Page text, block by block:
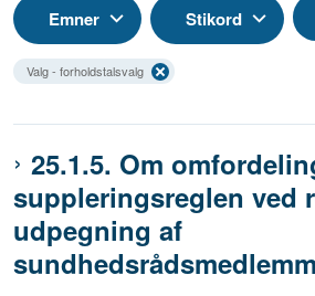
Emner Stikord
Valg - forholdstalsvalg
25.1.5. Om
suppleringsreglen ved
udpegning af